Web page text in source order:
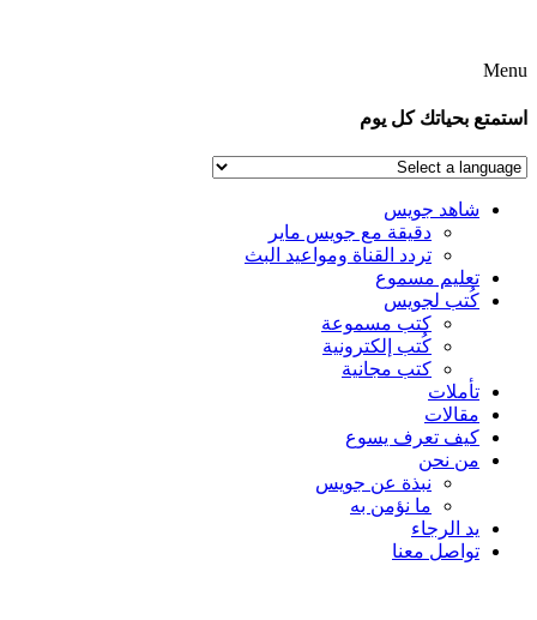
Menu
استمتع بحياتك كل يوم
شاهد جويس
دقيقة مع جويس ماير
تردد القناة ومواعيد البث
تعليم مسموع
كُتب لجويس
كتب مسموعة
كُتب إلكترونية
كتب مجانية
تأملات
مقالات
كيف تعرف يسوع
من نحن
نبذة عن جويس
ما نؤمن به
يد الرجاء
تواصل معنا